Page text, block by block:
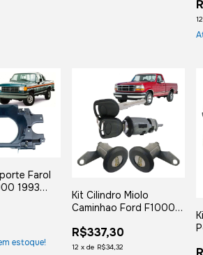
12
Farol
1993
estoque!
Kit Cilindro Miolo
Caminhao Ford F1000
R$337,30
12 xde R$34,32